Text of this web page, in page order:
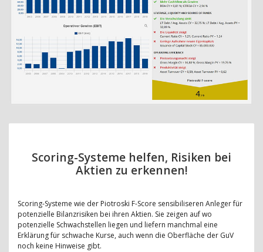
Scoring-Systeme helfen, Risiken bei
Aktien zu erkennen!
Scoring-Systeme wie der Piotroski F-Score sensibiliseren Anleger für
potenzielle Bilanzrisiken bei ihren Aktien. Sie zeigen auf wo
potenzielle Schwachstellen liegen und liefern manchmal eine
Erklärung für schwache Kurse, auch wenn die Oberfläche der GuV
noch keine Hinweise gibt.